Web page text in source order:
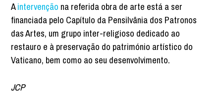
Aintervenção na referida obra de arte está a ser
financiada pelo Capítulo da Pensilvânia dos Patronos
das Artes, um grupo inter-religioso dedicado ao
restauro e à preservação do património artístico do
Vaticano, bem como ao seu desenvolvimento.
JCP